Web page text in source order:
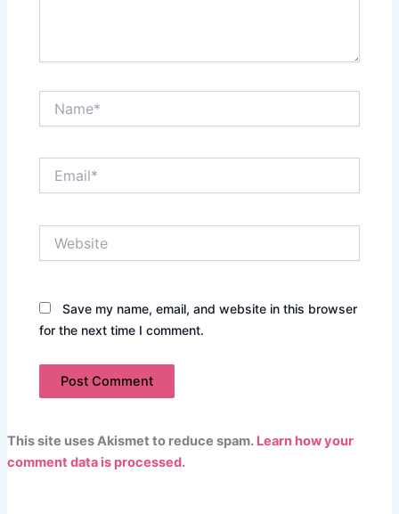
Save my name, email, and website in this browser
for the next time I comment.
This site uses Akismet to reduce spam. Learn how your
comment data is processed.